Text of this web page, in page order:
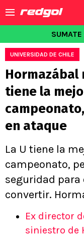
UNIVERSIDAD DE CHILE
Hormazábal
tiene la
en ataque
La U tiene la
campeonato,
seguridad
convertir.
Ex director
siniestro de